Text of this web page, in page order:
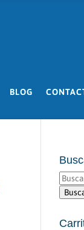
BLOG
Buscar
por: